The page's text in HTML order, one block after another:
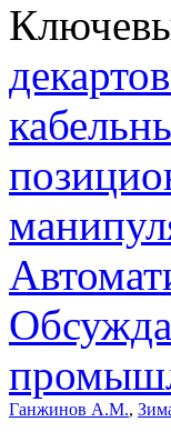
Ганжинов А.М.,